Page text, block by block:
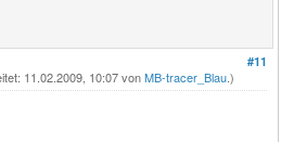
#11
11.02.2009, 10:07 vonMB-tracer_Blau.)